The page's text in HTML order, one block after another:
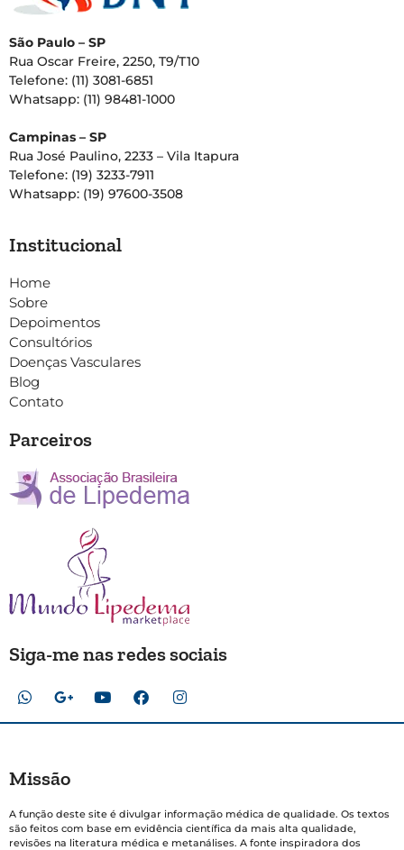
São Paulo – SP
Rua Oscar Freire, 2250, T9/T10
Telefone: (11) 3081-6851
Whatsapp: (11) 98481-1000
Campinas – SP
Rua José Paulino, 2233 – Vila Itapura
Telefone: (19) 3233-7911
Whatsapp: (19) 97600-3508
Institucional
Home
Sobre
Depoimentos
Consultórios
Doenças Vasculares
Blog
Contato
Parceiros
Siga-me nas redes sociais
Missão
A função deste site é divulgar informação médica de qualidade. Os textos
são feitos com base em evidência científica da mais alta qualidade,
revisões na literatura médica e metanálises. A fonte inspiradora dos